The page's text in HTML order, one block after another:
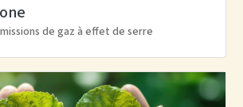
de gaz à effet de serre